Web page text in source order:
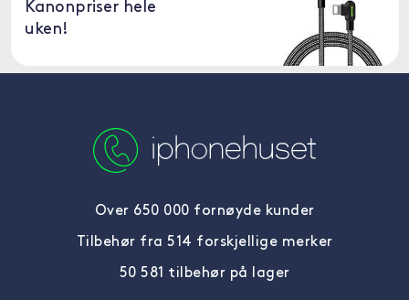
Kanonpriser hele
uken!
Over 650 000 fornøyde kunder
Tilbehør fra 514 forskjellige merker
50 581 tilbehør på lager